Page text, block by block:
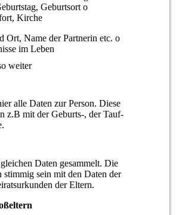
Geburtsort o
Kirche
Ort, Name der Partnerin etc. o
im Leben
weiter
alle Daten zur Person. Diese
z.B mit der Geburts-, der Tauf-
Daten gesammelt. Die
stimmig sein mit den Daten der
der Eltern.